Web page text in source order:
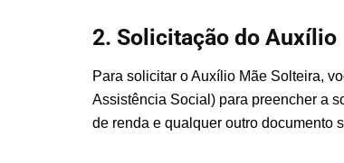
2. Solicitação do Auxílio
Para solicitar o Auxílio Mãe Solteira,
Assistência Social) para preencher a
de renda e qualquer outro documento